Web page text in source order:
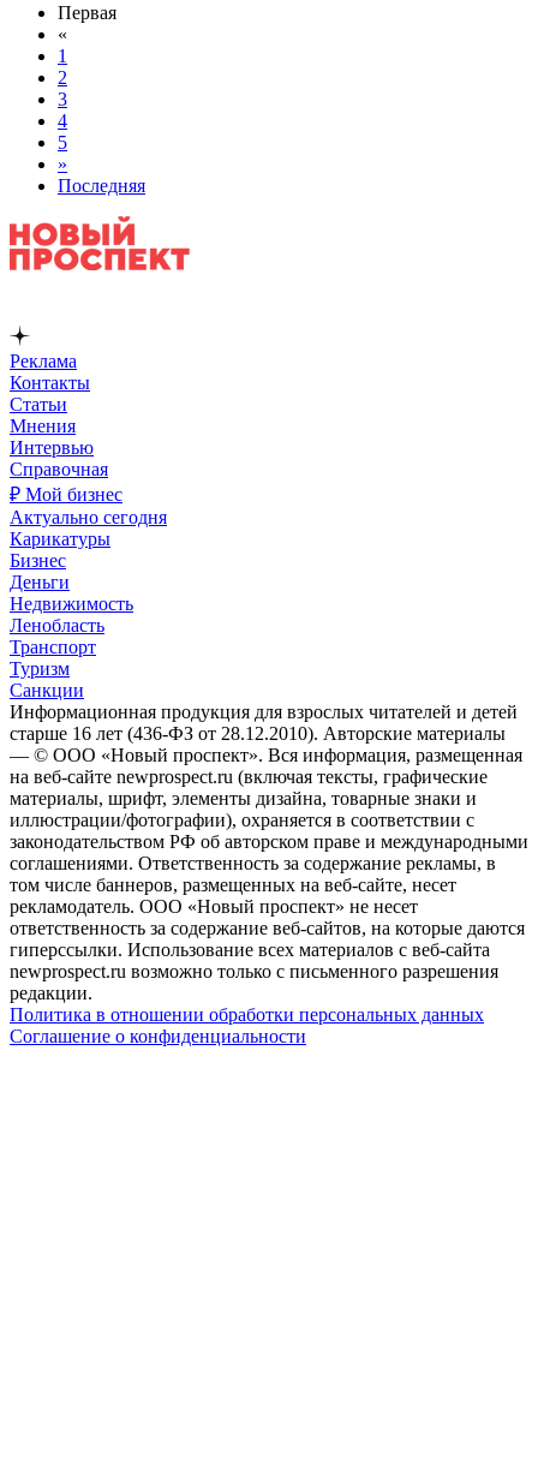
Первая
«
1
2
3
4
5
»
Последняя
Реклама
Контакты
Статьи
Мнения
Интервью
Справочная
₽ Мой бизнес
Актуально сегодня
Карикатуры
Бизнес
Деньги
Недвижимость
Ленобласть
Транспорт
Туризм
Санкции
Информационная продукция для взрослых читателей и детей
старше 16 лет (436-ФЗ от 28.12.2010). Авторские материалы
— © ООО «Новый проспект». Вся информация, размещенная
на веб-сайте newprospect.ru (включая тексты, графические
материалы, шрифт, элементы дизайна, товарные знаки и
иллюстрации/фотографии), охраняется в соответствии с
законодательством РФ об авторском праве и международными
соглашениями. Ответственность за содержание рекламы, в
том числе баннеров, размещенных на веб-сайте, несет
рекламодатель. ООО «Новый проспект» не несет
ответственность за содержание веб-сайтов, на которые даются
гиперссылки. Использование всех материалов с веб-сайта
newprospect.ru возможно только с письменного разрешения
редакции.
Политика в отношении обработки персональных данных
Соглашение о конфиденциальности